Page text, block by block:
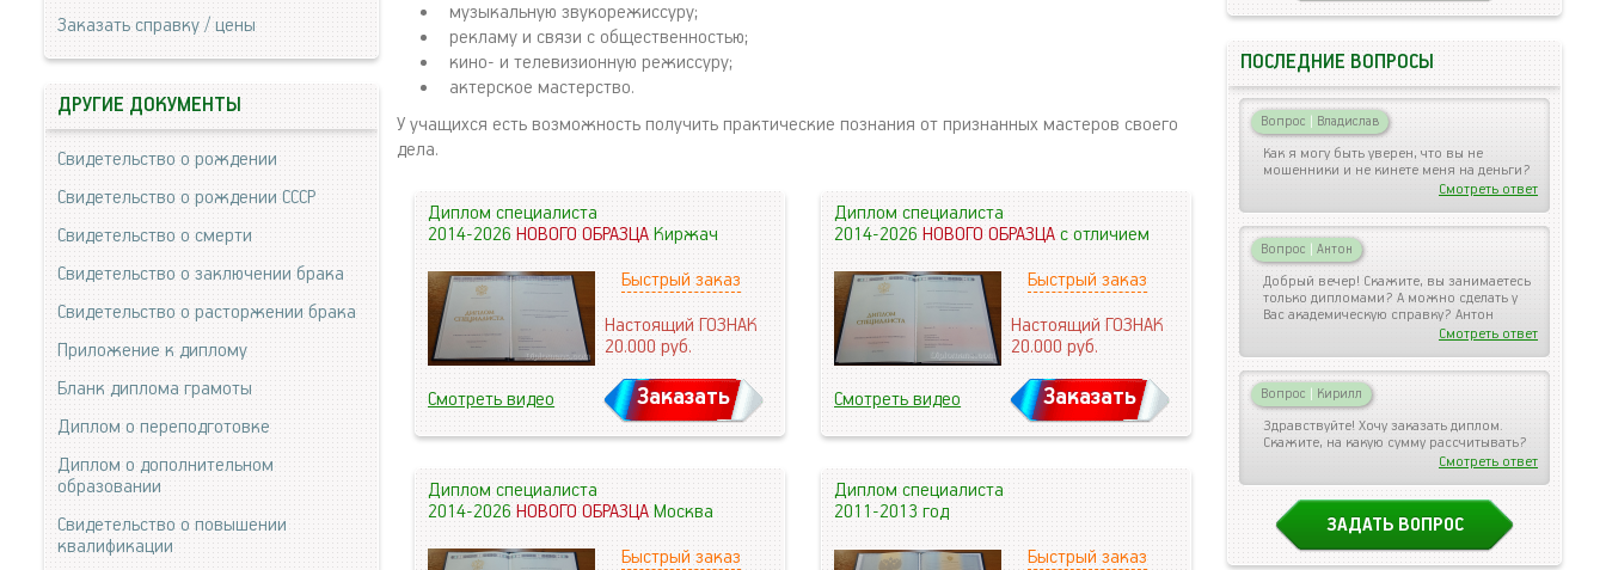
музыкальную звукорежиссуру;
рекламу и связи с общественностью;
кино- и телевизионную режиссуру;
актерское мастерство.
У учащихся есть возможность получить практические познания от признанных мастеров своего
дела.
Диплом специалиста
2014-2026НОВОГО ОБРАЗЦАКиржач
Быстрый заказ
Настоящий ГОЗНАК
20.000руб.
Смотреть видео Заказать
Диплом специалиста
2014-2026НОВОГО ОБРАЗЦАс отличием
Быстрый заказ
Настоящий ГОЗНАК
20.000руб.
Смотреть видео Заказать
Диплом специалиста
2014-2026НОВОГО ОБРАЗЦАМосква
Быстрый заказ
Диплом специалиста
2011-2013 год
Быстрый заказ
Заказать справку / цены
ДРУГИЕ ДОКУМЕНТЫ
Свидетельство о рождении
Свидетельство о рождении СССР
Свидетельство о смерти
Свидетельство о заключении брака
Свидетельство о расторжении брака
Приложение к диплому
Бланк диплома грамоты
Диплом о переподготовке
Диплом о дополнительном
образовании
Свидетельство о повышении
квалификации
ПОСЛЕДНИЕ ВОПРОСЫ
Вопрос | Владислав
Как я могу быть уверен, что вы не
мошенники и не кинете меня на деньги?
Смотреть ответ
Вопрос | Антон
Добрый вечер! Скажите, вы занимаетесь
только дипломами? А можно сделать у
Вас академическую справку? Антон
Смотреть ответ
Вопрос | Кирилл
Здравствуйте! Хочу заказать диплом.
Скажите, на какую сумму рассчитывать?
Смотреть ответ
ЗАДАТЬ ВОПРОС